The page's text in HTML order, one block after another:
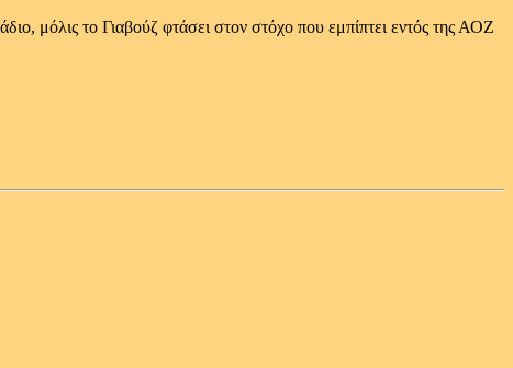
μόλις το Γιαβούζ φτάσει στον στόχο που εμπίπτει εντός της ΑΟΖ